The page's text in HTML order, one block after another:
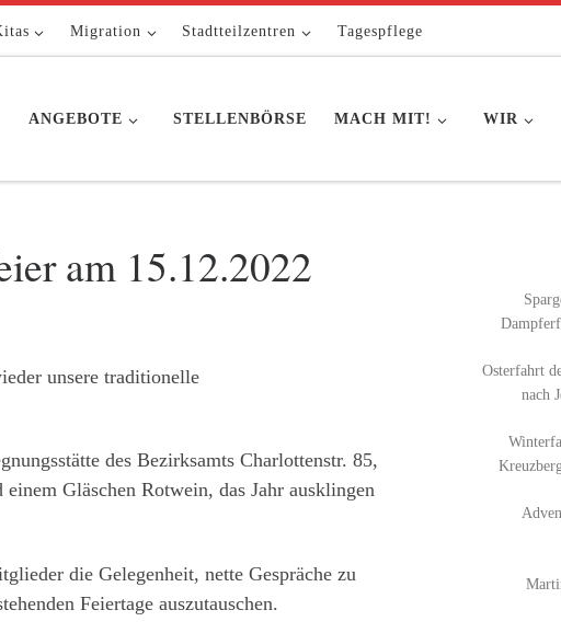
Migration Stadtteilzentren Tagespflege
ANGEBOTE STELLENBÖRSE MACH MIT! WIR
am 15.12.2022
unsere traditionelle
des Bezirksamts Charlottenstr. 85,
Gläschen Rotwein, das Jahr ausklingen
die Gelegenheit, nette Gespräche zu
Feiertage auszutauschen.
Osterfahrt
nach